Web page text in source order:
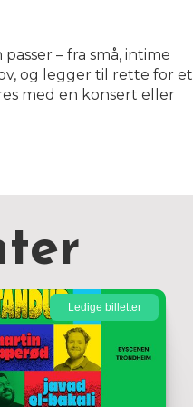
– fra små, intime
og legger til rette for et
med en konsert eller
Ledige billetter